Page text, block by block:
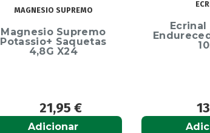
MAGNESIO SUPREMO
Magnesio Supremo
Potassio+ Saquetas
4,8G X24
21,95€
Adicionar